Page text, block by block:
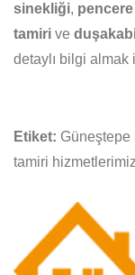
sinekliği,
tamiri ve
detaylı bilgi almak
Etiket:
tamiri hizmetlerimiz